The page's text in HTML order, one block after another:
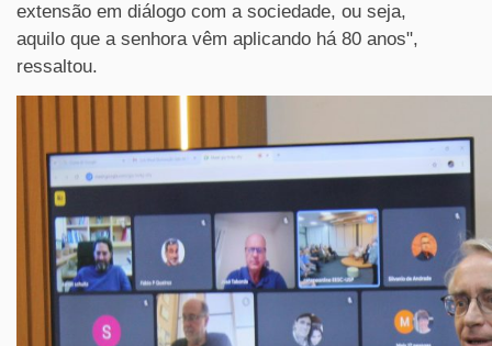
extensão em diálogo com a sociedade, ou seja,
aquilo que a senhora vêm aplicando há 80 anos",
ressaltou.